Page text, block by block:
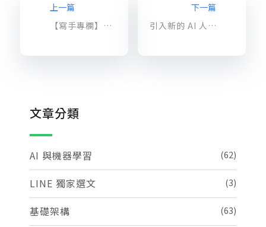
上一篇
【寫手專欄】資安零信任！透過 AWS 守護雲端資訊安全
下一篇
引入新的 AI 人工智能，Google Workspace 幫助企業在混合式工作中茁壯成長
文章分類
AI 與機器學習 (62)
LINE 獨家選文 (3)
基礎架構 (63)